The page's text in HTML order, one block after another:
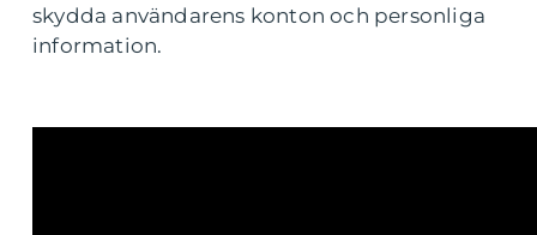
skydda användarens konton och personliga
information.